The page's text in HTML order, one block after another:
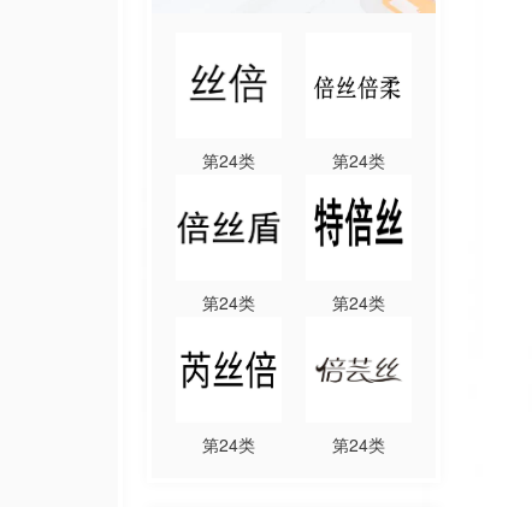
第24类 第24类
第24类 第24类
第24类 第24类